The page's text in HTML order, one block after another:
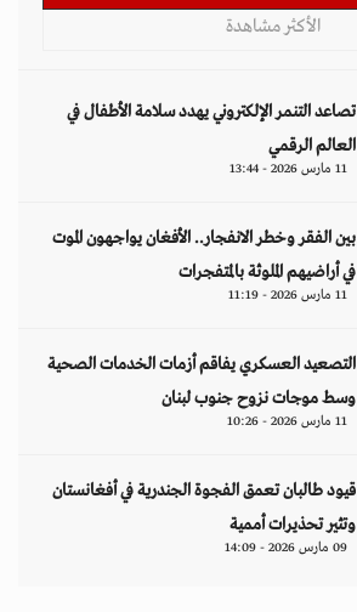
الأكثر مشاهدة
تصاعد التنمر الإلكتروني يهدد سلامة الأطفال في
العالم الرقمي
11 مارس 2026 - 13:44
بين الفقر وخطر الانفجار.. الأفغان يواجهون الموت
في أراضيهم الملوثة بالمتفجرات
11 مارس 2026 - 11:19
التصعيد العسكري يفاقم أزمات الخدمات الصحية
وسط موجات نزوح جنوب لبنان
11 مارس 2026 - 10:26
قيود طالبان تعمق الفجوة الجندرية في أفغانستان
وتثير تحذيرات أممية
09 مارس 2026 - 14:09